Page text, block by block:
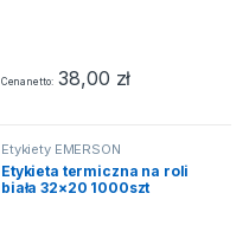
Cena netto 38,00 zł
Etykiety EMERSON
Etykieta termiczna na roli
biała 32×20 1000szt